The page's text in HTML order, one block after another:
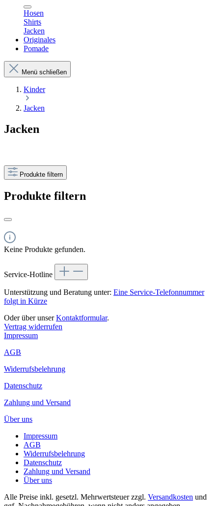
Hosen
Shirts
Jacken
Originales
Pomade
Menü schließen
Kinder
Jacken
Jacken
Produkte filtern
Produkte filtern
Keine Produkte gefunden.
Service-Hotline
Unterstützung und Beratung unter: Eine Service-Telefonnummer
folgt in Kürze
Oder über unserKontaktformular.
Vertrag widerrufen
Impressum
AGB
Widerrufsbelehrung
Datenschutz
Zahlung und Versand
Über uns
Impressum
AGB
Widerrufsbelehrung
Datenschutz
Zahlung und Versand
Über uns
Alle Preise inkl. gesetzl. Mehrwertsteuer zzgl. Versandkosten und